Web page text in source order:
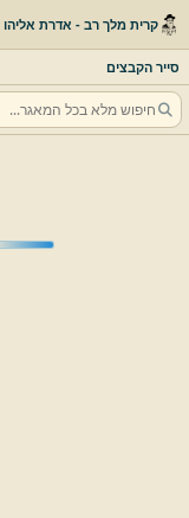
קרית מלך רב - אדרת אליהו
סייר הקבצים